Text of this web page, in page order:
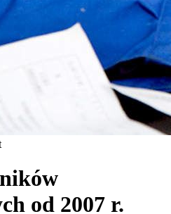
od 2007 r.